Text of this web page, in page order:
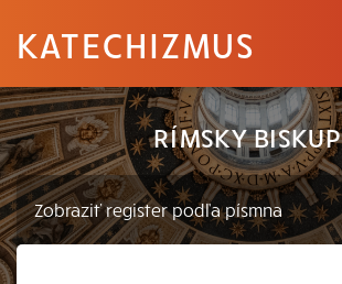
KATECHIZMUS
RÍMSKY BISKUP